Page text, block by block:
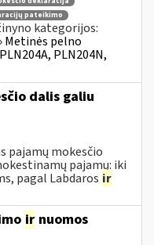
pateikimo
kategorijos:
Metinės pelno
PLN204N,
dalis galiu
pajamų mokesčio
pajamų: iki
pagal Labdaros ir
ir nuomos